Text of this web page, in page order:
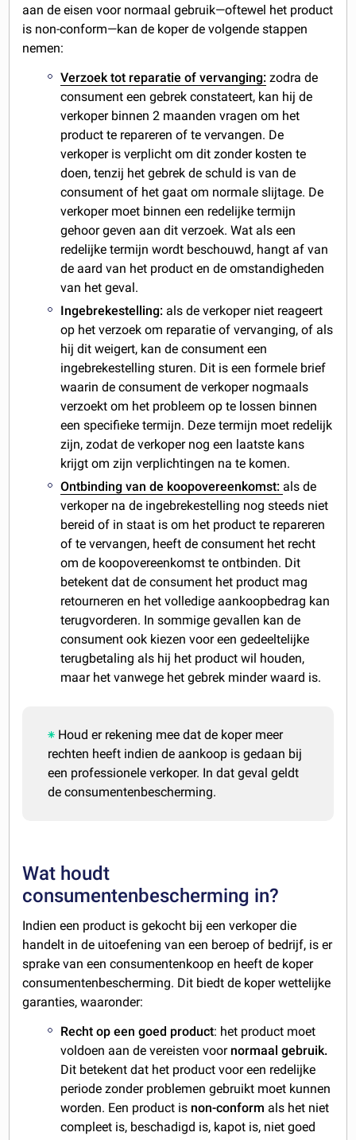
aan de eisen voor normaal gebruik—oftewel het product
is non-conform—kan de koper de volgende stappen
nemen:
Verzoek tot reparatie of vervanging: zodra de
consument een gebrek constateert, kan hij de
verkoper binnen 2 maanden vragen om het
product te repareren of te vervangen. De
verkoper is verplicht om dit zonder kosten te
doen, tenzij het gebrek de schuld is van de
consument of het gaat om normale slijtage. De
verkoper moet binnen een redelijke termijn
gehoor geven aan dit verzoek. Wat als een
redelijke termijn wordt beschouwd, hangt af van
de aard van het product en de omstandigheden
van het geval.
Ingebrekestelling: als de verkoper niet reageert
op het verzoek om reparatie of vervanging, of als
hij dit weigert, kan de consument een
ingebrekestelling sturen. Dit is een formele brief
waarin de consument de verkoper nogmaals
verzoekt om het probleem op te lossen binnen
een specifieke termijn. Deze termijn moet redelijk
zijn, zodat de verkoper nog een laatste kans
krijgt om zijn verplichtingen na te komen.
Ontbinding van de koopovereenkomst: als de
verkoper na de ingebrekestelling nog steeds niet
bereid of in staat is om het product te repareren
of te vervangen, heeft de consument het recht
om de koopovereenkomst te ontbinden. Dit
betekent dat de consument het product mag
retourneren en het volledige aankoopbedrag kan
terugvorderen. In sommige gevallen kan de
consument ook kiezen voor een gedeeltelijke
terugbetaling als hij het product wil houden,
maar het vanwege het gebrek minder waard is.
Houd er rekening mee dat de koper meer
rechten heeft indien de aankoop is gedaan bij
een professionele verkoper. In dat geval geldt
de consumentenbescherming.
Wat houdt
consumentenbescherming in?
Indien een product is gekocht bij een verkoper die
handelt in de uitoefening van een beroep of bedrijf, is er
sprake van een consumentenkoop en heeft de koper
consumentenbescherming. Dit biedt de koper wettelijke
garanties, waaronder:
Recht op een goed product: het product moet
voldoen aan de vereisten voor normaal gebruik.
Dit betekent dat het product voor een redelijke
periode zonder problemen gebruikt moet kunnen
worden. Een product is non-conform als het niet
compleet is, beschadigd is, kapot is, niet goed